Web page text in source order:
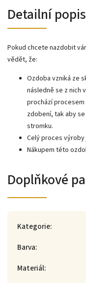
Detailní
Pokud chcete nazdobit
vědět, že:
Ozdoba vzniká ze
následně se z nich
prochází procesem
zdobení, tak aby
stromku.
Celý proces
Nákupem této
Doplňkové
Kategorie:
Barva:
Materiál: